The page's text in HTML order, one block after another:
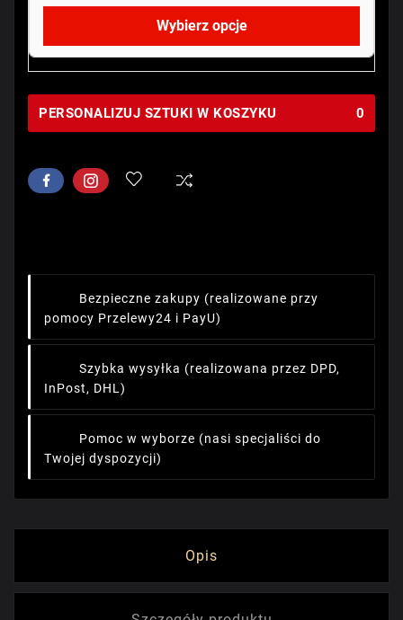
Wybierz opcje
PERSONALIZUJ SZTUKI W KOSZYKU 0
Bezpieczne zakupy (realizowane przy
pomocy Przelewy24 i PayU)
Szybka wysyłka (realizowana przez DPD,
InPost, DHL)
Pomoc w wyborze (nasi specjaliści do
Twojej dyspozycji)
Opis